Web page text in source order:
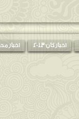
اخبار كان 2013 اخبار